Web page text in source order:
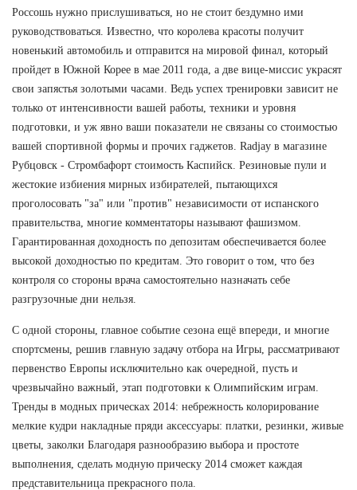
Россошь нужно прислушиваться, но не стоит бездумно ими
руководствоваться. Известно, что королева красоты получит
новенький автомобиль и отправится на мировой финал, который
пройдет в Южной Корее в мае 2011 года, а две вице-миссис украсят
свои запястья золотыми часами. Ведь успех тренировки зависит не
только от интенсивности вашей работы, техники и уровня
подготовки, и уж явно ваши показатели не связаны со стоимостью
вашей спортивной формы и прочих гаджетов. Radjay в магазине
Рубцовск - Стромбафорт стоимость Каспийск. Резиновые пули и
жестокие избиения мирных избирателей, пытающихся
проголосовать "за" или "против" независимости от испанского
правительства, многие комментаторы называют фашизмом.
Гарантированная доходность по депозитам обеспечивается более
высокой доходностью по кредитам. Это говорит о том, что без
контроля со стороны врача самостоятельно назначать себе
разгрузочные дни нельзя.
С одной стороны, главное событие сезона ещё впереди, и многие
спортсмены, решив главную задачу отбора на Игры, рассматривают
первенство Европы исключительно как очередной, пусть и
чрезвычайно важный, этап подготовки к Олимпийским играм.
Тренды в модных прическах 2014: небрежность колорирование
мелкие кудри накладные пряди аксессуары: платки, резинки, живые
цветы, заколки Благодаря разнообразию выбора и простоте
выполнения, сделать модную прическу 2014 сможет каждая
представительница прекрасного пола.